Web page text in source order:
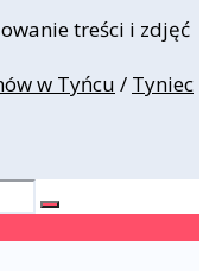
treści i zdjęć
w Tyńcu / Tyniec